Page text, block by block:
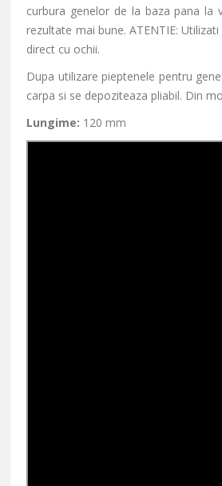
curbura genelor de la baza pana
rezultate mai bune. ATENTIE:
direct cu ochii.
Dupa utilizare pieptenele pentru
carpa si se depoziteaza pliabil. Din
Lungime: 120 mm